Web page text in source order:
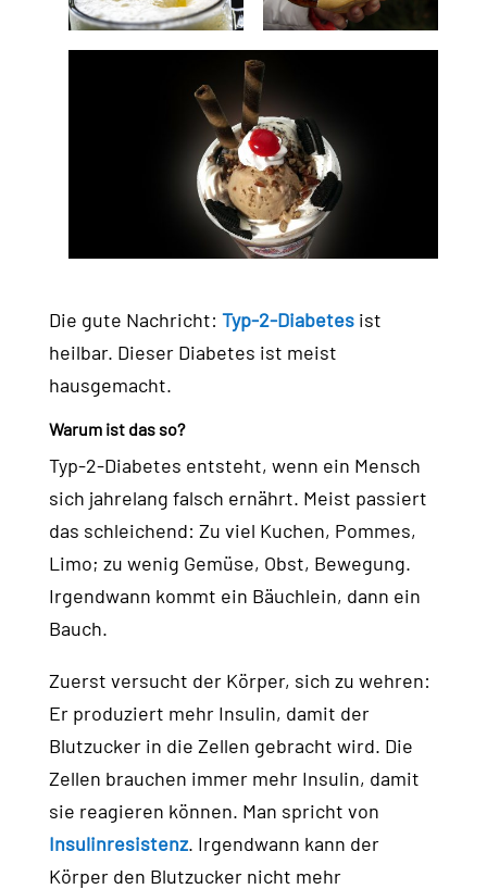
Die gute Nachricht: Typ-2-Diabetesist
heilbar. Dieser Diabetes ist meist
hausgemacht.
Warum ist das so?
Typ-2-Diabetes entsteht, wenn ein Mensch
sich jahrelang falsch ernährt. Meist passiert
das schleichend: Zu viel Kuchen, Pommes,
Limo; zu wenig Gemüse, Obst, Bewegung.
Irgendwann kommt ein Bäuchlein, dann ein
Bauch.
Zuerst versucht der Körper, sich zu wehren:
Er produziert mehr Insulin, damit der
Blutzucker in die Zellen gebracht wird. Die
Zellen brauchen immer mehr Insulin, damit
sie reagieren können. Man spricht von
Insulinresistenz. Irgendwann kann der
Körper den Blutzucker nicht mehr